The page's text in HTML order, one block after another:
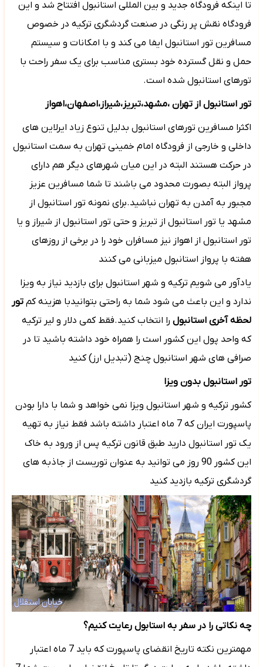
تا اینکه فرودگاه جدید و بین المللی استانبول افتتاح شد و این
فرودگاه نقش پر رنگی در صنعت گردشگری ترکیه در خصوص
مسافرین تور استانبول ایفا می کند و با امکانات و سیستم
حمل و نقل گسترده خود بستری مناسب برای یک سفر راحت با
تورهای استانبول شده است.
تور استانبول از تهران ،مشهد،تبریز،شیراز،اصفهان،اهواز
اکثرا مسافرین تورهای استانبول بدلیل تنوع زیاد ایرلاین های
داخلی و خارجی از فرودگاه امام خمینی تهران به سمت استانبول
در حرکت هستند البته در این میان شهرهای دیگر هم دارای
پرواز البته بصورت محدود می باشند تا شما مسافرین عزیز
مجبور به آمدن به تهران نباشید.برای نمونه تور استانبول از
مشهد یا تور استانبول از تبریز و حتی تور استانبول از شیراز و یا
تور استانبول از اهواز نیز مسافران خود را در برخی از روزهای
هفته با پرواز استانبول میزبانی می کنند
یادآور می شویم ترکیه و شهر استانبول برای بازدید نیاز به ویزا
ندارد و این باعث می شود شما به راحتی بتوانیدبا هزینه کمتور
لحظه آخری استانبول را انتخاب کنید.فقط کمی دلار و لیر ترکیه
که واحد پول این کشور است را همراه خود داشته باشید تا در
صرافی های شهر استانبول چنج (تبدیل ارز) کنید
تور استانبول بدون ویزا
کشور ترکیه و شهر استانبول ویزا نمی خواهد و شما با دارا بودن
پاسپورت ایران که 7 ماه اعتبار داشته باشد فقط نیاز به تهیه
یک تور استانبول دارید طبق قانون ترکیه پس از ورود به خاک
این کشور 90 روز می توانید به عنوان توریست از جاذبه های
گردشگری ترکیه بازدید کنید
چه نکاتی را در سفر به استابول رعایت کنیم؟
مهمترین نکته تاریخ انقضای پاسپورت که باید 7 ماه اعتبار